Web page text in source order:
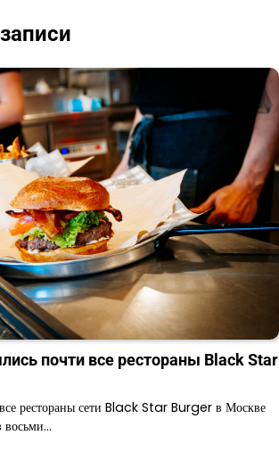
почти все рестораны Black Star
рестораны сети Black Star Burger в Москве
восьми…